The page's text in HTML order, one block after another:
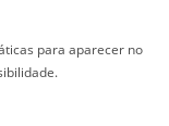
para aparecer no